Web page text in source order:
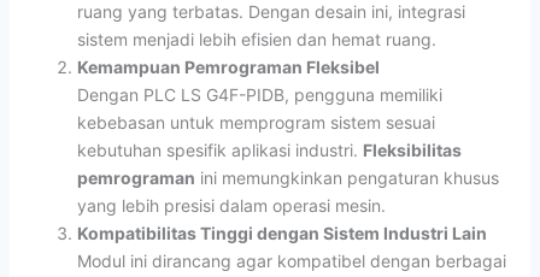
ruang yang terbatas. Dengan desain ini, integrasi
sistem menjadi lebih efisien dan hemat ruang.
Kemampuan Pemrograman Fleksibel
Dengan PLC LS G4F-PIDB, pengguna memiliki
kebebasan untuk memprogram sistem sesuai
kebutuhan spesifik aplikasi industri. Fleksibilitas
pemrograman ini memungkinkan pengaturan khusus
yang lebih presisi dalam operasi mesin.
Kompatibilitas Tinggi dengan Sistem Industri Lain
Modul ini dirancang agar kompatibel dengan berbagai